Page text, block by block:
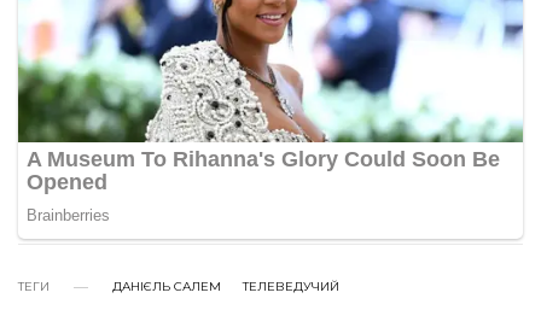
ТЕГИ ДАНІЄЛЬ САЛЕМ ТЕЛЕВЕДУЧИЙ